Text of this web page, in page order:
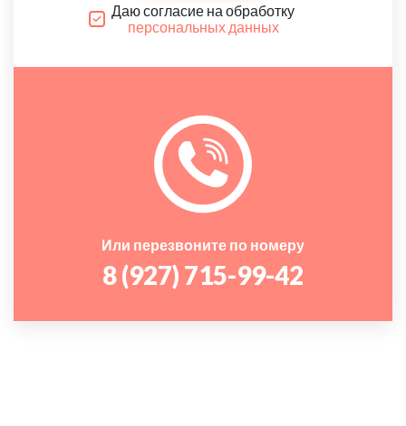
Даю согласие на обработку
персональных данных
Или перезвоните по номеру
8 (927) 715-99-42